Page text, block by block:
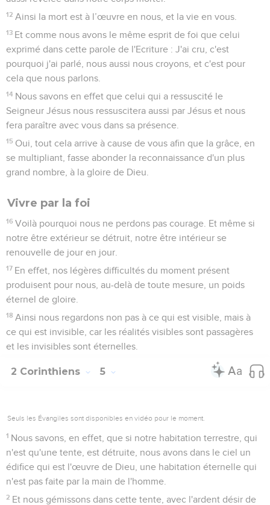
12 Ainsi la mort est à l’œuvre en nous, et la vie en vous.
13 Et comme nous avons le même esprit de foi que celui
exprimé dans cette parole de l'Ecriture : J'ai cru, c'est
pourquoi j'ai parlé, nous aussi nous croyons, et c'est pour
cela que nous parlons.
14 Nous savons en effet que celui qui a ressuscité le
Seigneur Jésus nous ressuscitera aussi par Jésus et nous
fera paraître avec vous dans sa présence.
15 Oui, tout cela arrive à cause de vous afin que la grâce, en
se multipliant, fasse abonder la reconnaissance d'un plus
grand nombre, à la gloire de Dieu.
Vivre par la foi
16 Voilà pourquoi nous ne perdons pas courage. Et même si
notre être extérieur se détruit, notre être intérieur se
renouvelle de jour en jour.
17 En effet, nos légères difficultés du moment présent
produisent pour nous, au-delà de toute mesure, un poids
éternel de gloire.
18 Ainsi nous regardons non pas à ce qui est visible, mais à
ce qui est invisible, car les réalités visibles sont passagères
et les invisibles sont éternelles.
2 Corinthiens 5
Seuls les Évangiles sont disponibles en vidéo pour le moment.
1 Nous savons, en effet, que si notre habitation terrestre, qui
n'est qu'une tente, est détruite, nous avons dans le ciel un
édifice qui est l'œuvre de Dieu, une habitation éternelle qui
n'est pas faite par la main de l'homme.
2 Et nous gémissons dans cette tente, avec l'ardent désir de